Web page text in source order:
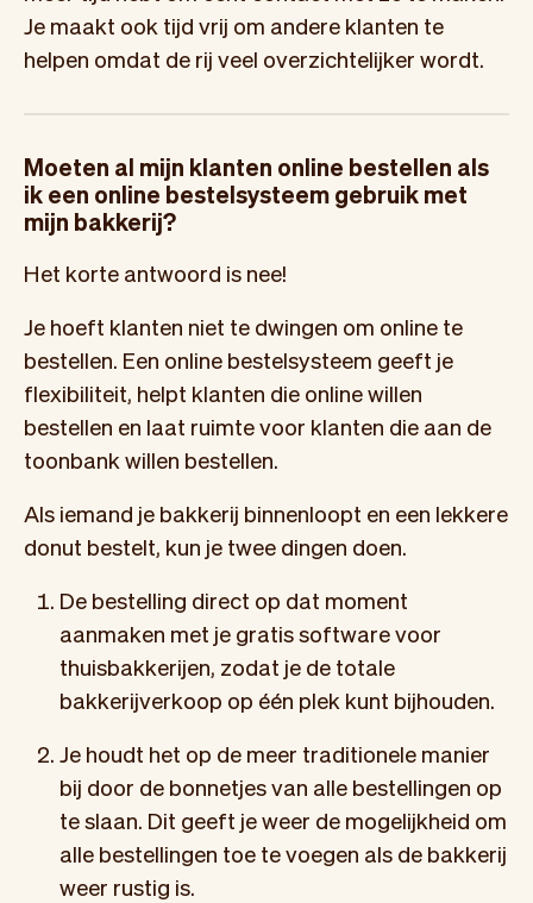
Je maakt ook tijd vrij om andere klanten te
helpen omdat de rij veel overzichtelijker wordt.
Moeten al mijn klanten online bestellen als
ik een online bestelsysteem gebruik met
mijn bakkerij?
Het korte antwoord is nee!
Je hoeft klanten niet te dwingen om online te
bestellen. Een online bestelsysteem geeft je
flexibiliteit, helpt klanten die online willen
bestellen en laat ruimte voor klanten die aan de
toonbank willen bestellen.
Als iemand je bakkerij binnenloopt en een lekkere
donut bestelt, kun je twee dingen doen.
De bestelling direct op dat moment
aanmaken met je gratis software voor
thuisbakkerijen, zodat je de totale
bakkerijverkoop op één plek kunt bijhouden.
Je houdt het op de meer traditionele manier
bij door de bonnetjes van alle bestellingen op
te slaan. Dit geeft je weer de mogelijkheid om
alle bestellingen toe te voegen als de bakkerij
weer rustig is.